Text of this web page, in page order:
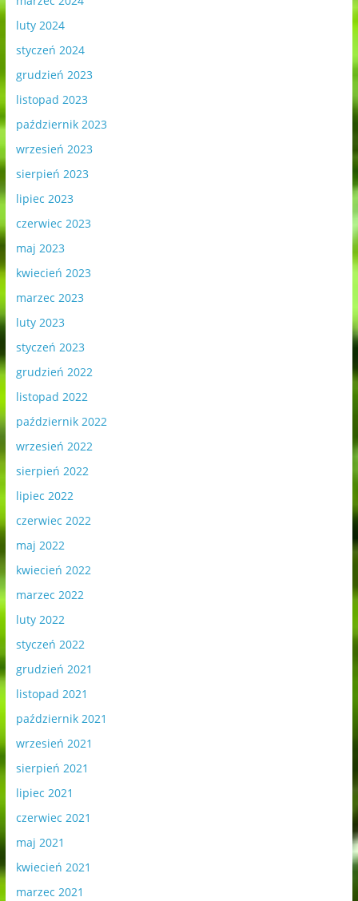
luty 2024
styczeń 2024
grudzień 2023
listopad 2023
październik 2023
wrzesień 2023
sierpień 2023
lipiec 2023
czerwiec 2023
maj 2023
kwiecień 2023
marzec 2023
luty 2023
styczeń 2023
grudzień 2022
listopad 2022
październik 2022
wrzesień 2022
sierpień 2022
lipiec 2022
czerwiec 2022
maj 2022
kwiecień 2022
marzec 2022
luty 2022
styczeń 2022
grudzień 2021
listopad 2021
październik 2021
wrzesień 2021
sierpień 2021
lipiec 2021
czerwiec 2021
maj 2021
kwiecień 2021
marzec 2021